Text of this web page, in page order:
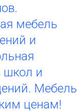
мебель
и
школ и
Мебель
ценам!